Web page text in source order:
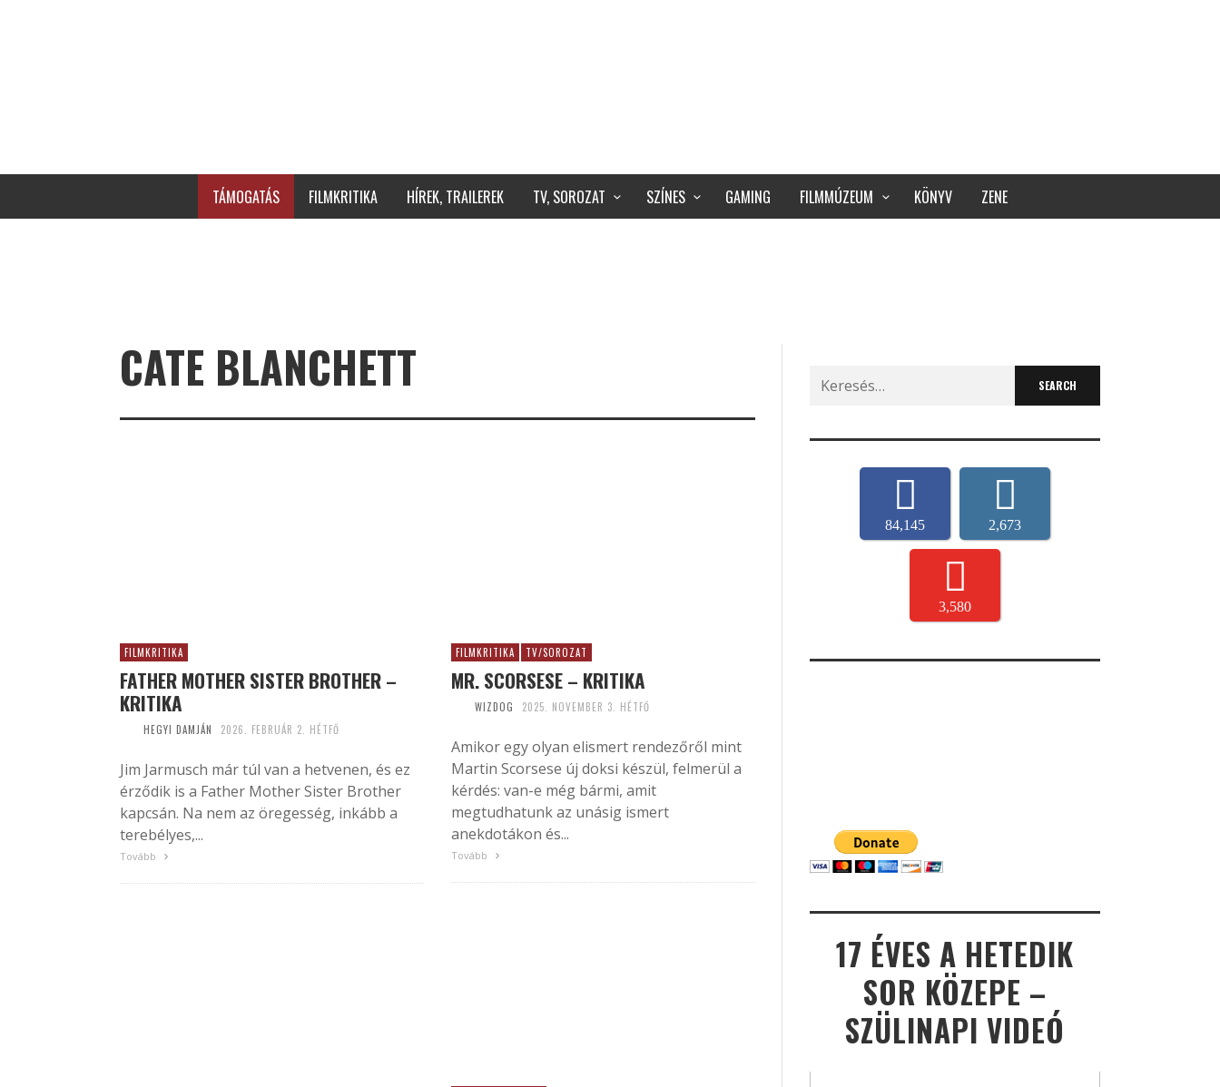
TÁMOGATÁS FILMKRITIKA HÍREK, TRAILEREK TV, SOROZAT SZÍNES GAMING FILMMÚZEUM KÖNYV ZENE
CATE BLANCHETT
FILMKRITIKA
FATHER MOTHER SISTER BROTHER –
KRITIKA
HEGYI DAMJÁN 2026. FEBRUÁR 2. HÉTFŐ
Jim Jarmusch már túl van a hetvenen, és ez
érződik is a Father Mother Sister Brother
kapcsán. Na nem az öregesség, inkább a
terebélyes,...
Tovább
FILMKRITIKA TV/SOROZAT
MR. SCORSESE – KRITIKA
WIZDOG 2025. NOVEMBER 3. HÉTFŐ
Amikor egy olyan elismert rendezőről mint
Martin Scorsese új doksi készül, felmerül a
kérdés: van-e még bármi, amit
megtudhatunk az unásig ismert
anekdotákon és...
Tovább
Search
for:
84,145 2,673
3,580
17 ÉVES A HETEDIK
SOR KÖZEPE –
SZÜLINAPI VIDEÓ